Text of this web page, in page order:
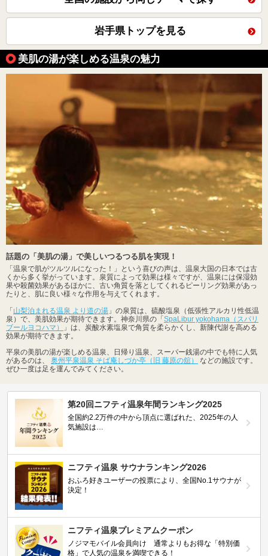
岩手県トップを見る
美肌の湯が楽しめる温泉の魅力
話題の「美肌の湯」で美しいつるつる肌を実現！
「温泉で肌がツルツルになった！」という喜びの声は、温泉大国の日本では古
くから多く挙がっています。泉質によって効果は様々ですが、温泉には保湿効
果や殺菌効果があるほかに、古い角質を落としてくれるピーリング効果があっ
たりと、肌に良い様々な作用を与えてくれます。
「 山梨泊まれる温泉 より道の湯 」の泉質は、硫酸塩泉（低張性アルカリ性低温
泉）で、美肌効果が期待できます。神奈川県の「 SpaLibur yokohama（スパリ
ブールヨコハマ）
」は、炭酸水素塩泉で角質を柔らかくし、新陳代謝を高める
効果が期待できます。
平泉の美肌の湯が楽しめる温泉、日帰り温泉、スーパー銭湯の中でも特に人気
があるのは、 奥州平泉温泉 そば庵しづか亭（旧 藤原の舘）
などの施設です。
ぜひ一度は足を運んでみてください。
第20回ニフティ温泉年間ランキング2025
全国約2.2万件の中から頂点に選ばれた、2025年の人
気施設は…
ニフティ温泉 サウナランキング2026
おふろ好きユーザーの投票により、全国No.1サウナが
決定！
ニフティ温泉プレミアムクーポン
ノジマモバイル会員向け 通常よりもお得な「特別価
格」で人気の温泉を満喫できる！